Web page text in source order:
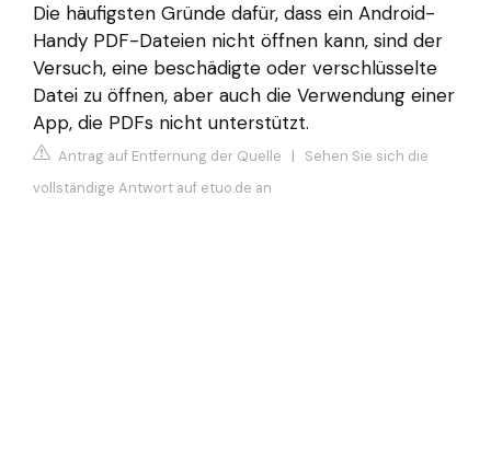
Die häufigsten Gründe dafür, dass ein Android-
Handy PDF-Dateien nicht öffnen kann, sind der
Versuch, eine beschädigte oder verschlüsselte
Datei zu öffnen, aber auch die Verwendung einer
App, die PDFs nicht unterstützt.
Antrag auf Entfernung der Quelle | Sehen Sie sich die
vollständige Antwort auf etuo.de an